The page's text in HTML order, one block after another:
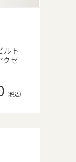
ルト
クセ
（税込）